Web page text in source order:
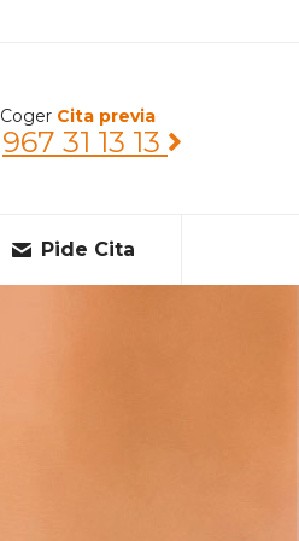
Coger Cita previa
967 31 13 13
Pide Cita